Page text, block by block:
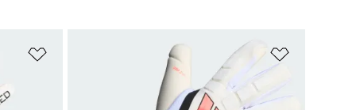
Přidat do seznamu přání